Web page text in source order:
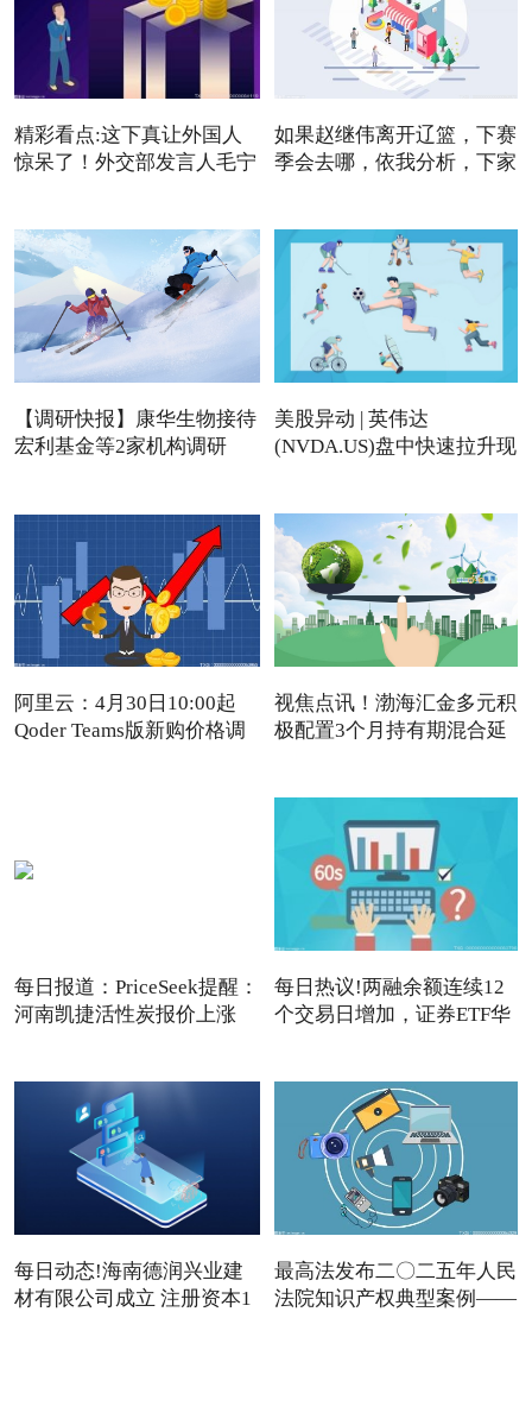
精彩看点:这下真让外国人
惊呆了！外交部发言人毛宁
如果赵继伟离开辽篮，下赛
季会去哪，依我分析，下家
【调研快报】康华生物接待
宏利基金等2家机构调研
美股异动 | 英伟达
(NVDA.US)盘中快速拉升现
阿里云：4月30日10:00起
Qoder Teams版新购价格调
视焦点讯！渤海汇金多元积
极配置3个月持有期混合延
每日报道：PriceSeek提醒：
河南凯捷活性炭报价上涨
每日热议!两融余额连续12
个交易日增加，证券ETF华
每日动态!海南德润兴业建
材有限公司成立 注册资本1
最高法发布二〇二五年人民
法院知识产权典型案例——